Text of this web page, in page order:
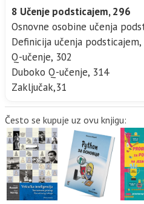
8 Učenje podsticajem, 296
Osnovne osobine učenja
Definicija učenja podsticajem,
Q-učenje, 302
Duboko Q-učenje, 314
Zaključak,31
Često se kupuje uz ovu knjigu: